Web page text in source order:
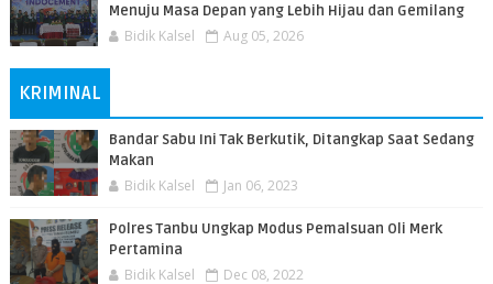
Menuju Masa Depan yang Lebih Hijau dan Gemilang
Bidik Kalsel Aug 05, 2026
KRIMINAL
Bandar Sabu Ini Tak Berkutik, Ditangkap Saat Sedang
Makan
Bidik Kalsel Jan 06, 2023
Polres Tanbu Ungkap Modus Pemalsuan Oli Merk
Pertamina
Bidik Kalsel Dec 08, 2022